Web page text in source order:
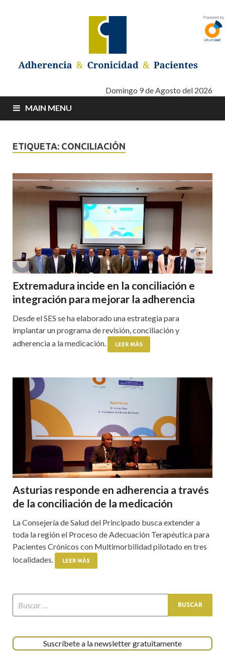
Adherencia –
Cronicidad –
Pacientes
Adherencia – Cronicidad – PacientesDomingo 9 de Agosto del 2026
MAIN MENU
ETIQUETA: CONCILIACIÓN
Extremadura incide en la conciliación e
integración para mejorar la adherencia
Desde el SES se ha elaborado una estrategia para
implantar un programa de revisión, conciliación y
adherencia a la medicación.
LEER MÁS
Asturias responde en adherencia a través
de la conciliación de la medicación
La Consejería de Salud del Principado busca extender a
toda la región el Proceso de Adecuación Terapéutica para
Pacientes Crónicos con Multimorbilidad pilotado en tres
localidades.
LEER MÁS
Suscríbete a la newsletter gratuitamente